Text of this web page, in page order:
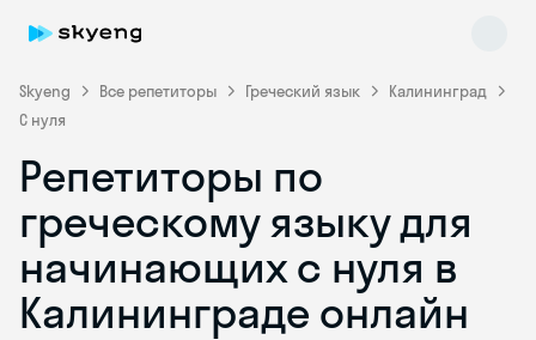
Skyeng Все репетиторы Греческий язык
Калининград
С нуля
Репетиторы по
греческому языку для
начинающих с нуля в
Калининграде онлайн
Skyeng Chat
online